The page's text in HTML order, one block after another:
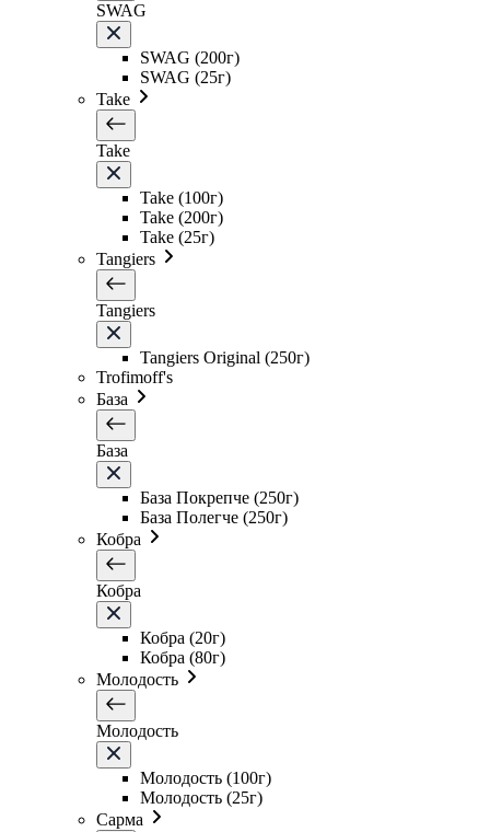
SWAG
SWAG (200г)
SWAG (25г)
Take
Take
Take (100г)
Take (200г)
Take (25г)
Tangiers
Tangiers
Tangiers Original (250г)
Trofimoff's
База
База
База Покрепче (250г)
База Полегче (250г)
Кобра
Кобра
Кобра (20г)
Кобра (80г)
Молодость
Молодость
Молодость (100г)
Молодость (25г)
Сарма